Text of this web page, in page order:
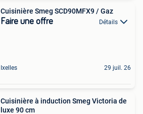
Cuisinière Smeg SCD90MFX9 / Gaz
Faire une offre Détails
Ixelles 29 juil. 26
Cuisinière à induction Smeg Victoria de
luxe 90 cm